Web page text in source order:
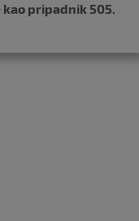
kao pripadnik 505.